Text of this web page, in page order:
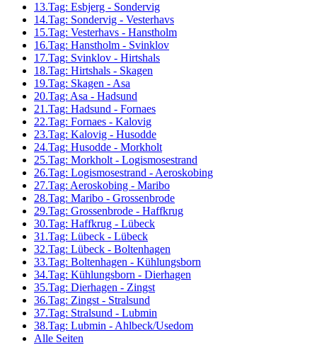
13.Tag: Esbjerg - Sondervig
14.Tag: Sondervig - Vesterhavs
15.Tag: Vesterhavs - Hanstholm
16.Tag: Hanstholm - Svinklov
17.Tag: Svinklov - Hirtshals
18.Tag: Hirtshals - Skagen
19.Tag: Skagen - Asa
20.Tag: Asa - Hadsund
21.Tag: Hadsund - Fornaes
22.Tag: Fornaes - Kalovig
23.Tag: Kalovig - Husodde
24.Tag: Husodde - Morkholt
25.Tag: Morkholt - Logismosestrand
26.Tag: Logismosestrand - Aeroskobing
27.Tag: Aeroskobing - Maribo
28.Tag: Maribo - Grossenbrode
29.Tag: Grossenbrode - Haffkrug
30.Tag: Haffkrug - Lübeck
31.Tag: Lübeck - Lübeck
32.Tag: Lübeck - Boltenhagen
33.Tag: Boltenhagen - Kühlungsborn
34.Tag: Kühlungsborn - Dierhagen
35.Tag: Dierhagen - Zingst
36.Tag: Zingst - Stralsund
37.Tag: Stralsund - Lubmin
38.Tag: Lubmin - Ahlbeck/Usedom
Alle Seiten